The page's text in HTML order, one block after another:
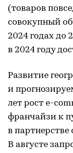
(товаров
совокупный
2024 годах до
в 2024 году
Развитие
и
лет рост e-
франчайзи к
в
В августе